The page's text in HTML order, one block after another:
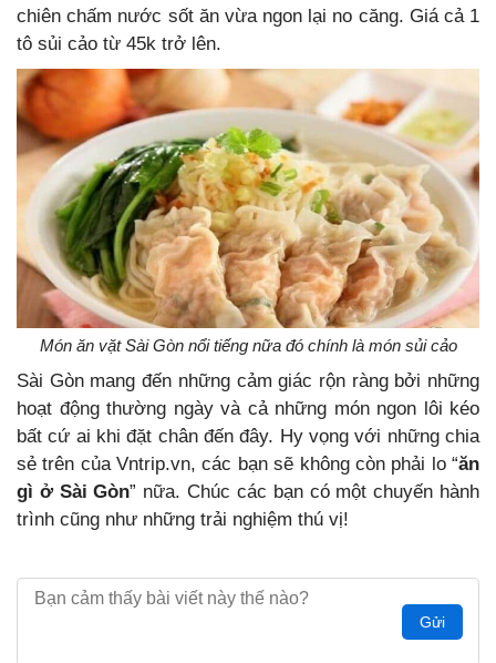
chiên chấm nước sốt ăn vừa ngon lại no căng. Giá cả 1
tô sủi cảo từ 45k trở lên.
Món ăn vặt Sài Gòn nổi tiếng nữa đó chính là món sủi cảo
Sài Gòn mang đến những cảm giác rộn ràng bởi những
hoạt động thường ngày và cả những món ngon lôi kéo
bất cứ ai khi đặt chân đến đây. Hy vọng với những chia
sẻ trên của Vntrip.vn, các bạn sẽ không còn phải lo “ăn
gì ở Sài Gòn” nữa. Chúc các bạn có một chuyến hành
trình cũng như những trải nghiệm thú vị!
Gửi